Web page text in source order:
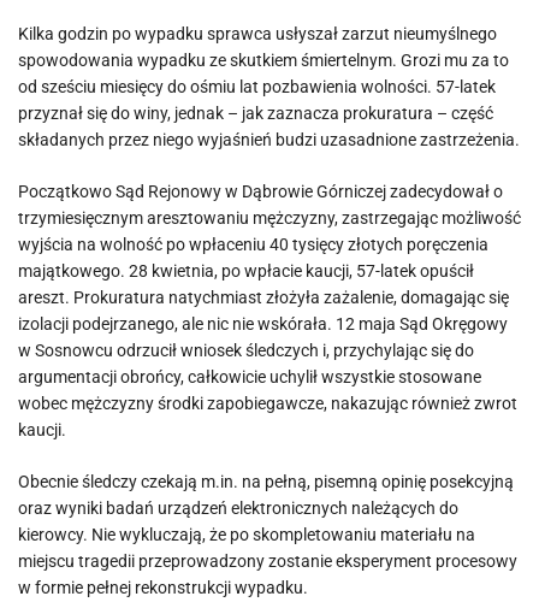
Kilka godzin po wypadku sprawca usłyszał zarzut nieumyślnego
spowodowania wypadku ze skutkiem śmiertelnym. Grozi mu za to
od sześciu miesięcy do ośmiu lat pozbawienia wolności. 57-latek
przyznał się do winy, jednak – jak zaznacza prokuratura – część
składanych przez niego wyjaśnień budzi uzasadnione zastrzeżenia.
Początkowo Sąd Rejonowy w Dąbrowie Górniczej zadecydował o
trzymiesięcznym aresztowaniu mężczyzny, zastrzegając możliwość
wyjścia na wolność po wpłaceniu 40 tysięcy złotych poręczenia
majątkowego. 28 kwietnia, po wpłacie kaucji, 57-latek opuścił
areszt. Prokuratura natychmiast złożyła zażalenie, domagając się
izolacji podejrzanego, ale nic nie wskórała. 12 maja Sąd Okręgowy
w Sosnowcu odrzucił wniosek śledczych i, przychylając się do
argumentacji obrońcy, całkowicie uchylił wszystkie stosowane
wobec mężczyzny środki zapobiegawcze, nakazując również zwrot
kaucji.
Obecnie śledczy czekają m.in. na pełną, pisemną opinię posekcyjną
oraz wyniki badań urządzeń elektronicznych należących do
kierowcy. Nie wykluczają, że po skompletowaniu materiału na
miejscu tragedii przeprowadzony zostanie eksperyment procesowy
w formie pełnej rekonstrukcji wypadku.